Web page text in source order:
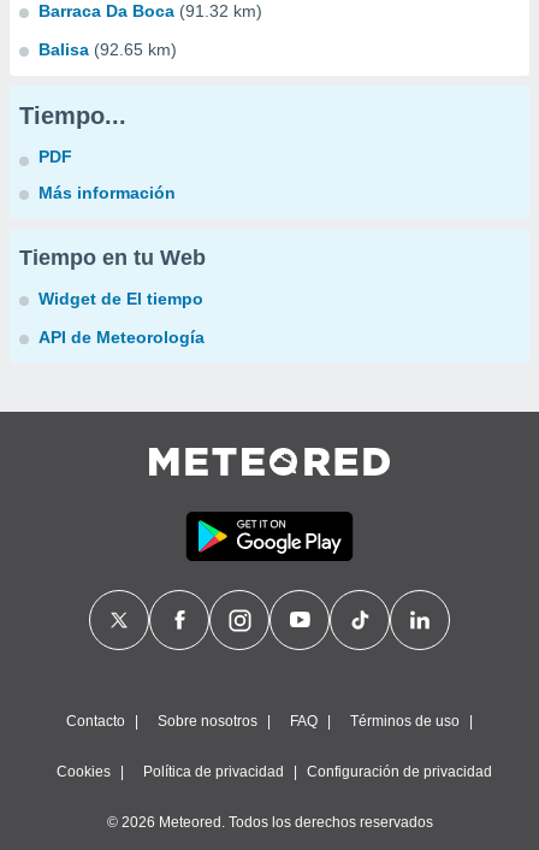
Barraca Da Boca (91.32 km)
Balisa (92.65 km)
Tiempo...
PDF
Más información
Tiempo en tu Web
Widget de El tiempo
API de Meteorología
Contacto Sobre nosotros FAQ Términos de uso
Cookies Política de privacidad Configuración de privacidad
© 2026 Meteored. Todos los derechos reservados